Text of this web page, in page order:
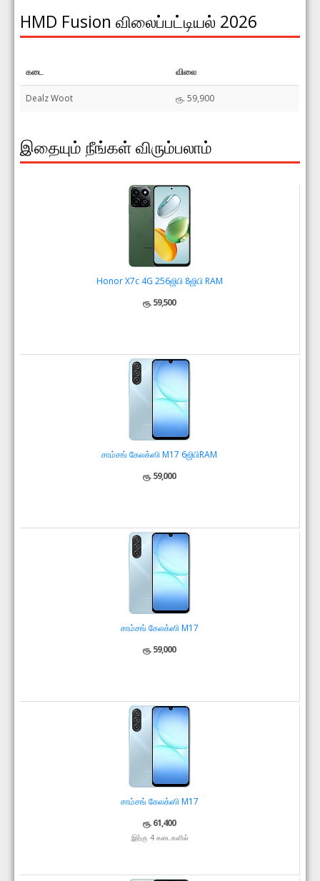
HMD Fusion விலைப்பட்டியல் 2026
கடை விலை
Dealz Woot ரூ. 59,900
இதையும் நீங்கள் விரும்பலாம்
Honor X7c 4G 256ஜிபி 8ஜிபி RAM
ரூ. 59,500
சாம்சங் கேலக்ஸி M17 6ஜிபிRAM
ரூ. 59,000
சாம்சங் கேலக்ஸி M17
ரூ. 59,000
சாம்சங் கேலக்ஸி M17
ரூ. 61,400
இற்கு 4 கடைகளில்